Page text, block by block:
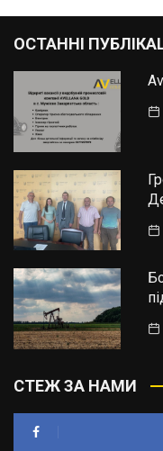
ОСТАННІ
СТЕЖ ЗА НАМИ